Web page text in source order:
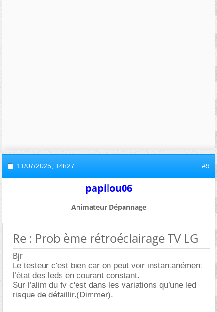
11/07/2025, 14h27 #9
papilou06
Animateur Dépannage
Re : Problème rétroéclairage TV LG
Bjr
Le testeur c'est bien car on peut voir instantanément
l’état des leds en courant constant.
Sur l’alim du tv c'est dans les variations qu’une led
risque de défaillir.(Dimmer).